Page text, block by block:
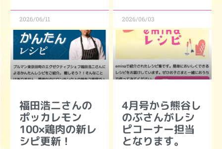
2026/06/11 2026/06/03
福田浩二さんの
ポッカレモン
100×鶏肉の新レ
シピ更新！
4月号から熊谷し
のぶさんがレシ
ピコーナー担当
となります。